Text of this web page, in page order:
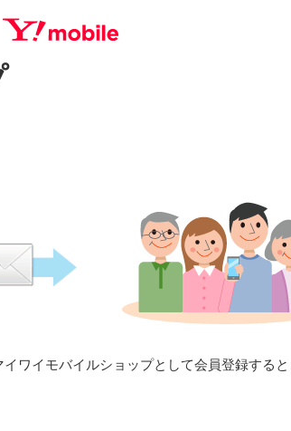
ワイモバイルショップとして会員登録する